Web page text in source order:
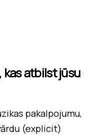
atbilst jūsu
pakalpojumu,
(explicit)